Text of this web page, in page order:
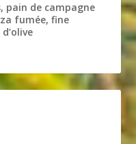
pain de campagne
fumée, fine